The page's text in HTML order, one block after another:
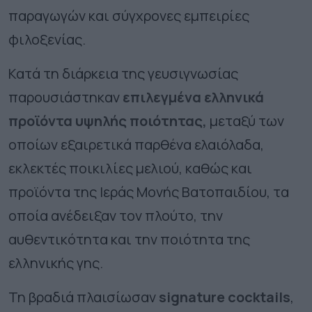
παραγωγών και σύγχρονες εμπειρίες
φιλοξενίας.
Κατά τη διάρκεια της γευσιγνωσίας
παρουσιάστηκανεπιλεγμένα ελληνικά
προϊόντα υψηλής ποιότητας, μεταξύ των
οποίων εξαιρετικά παρθένα ελαιόλαδα,
εκλεκτές ποικιλίες μελιού, καθώς και
προϊόντα της Ιεράς Μονής Βατοπαιδίου, τα
οποία ανέδειξαν τον πλούτο, την
αυθεντικότητα και την ποιότητα της
ελληνικής γης.
Τη βραδιά πλαισίωσανsignature cocktails,